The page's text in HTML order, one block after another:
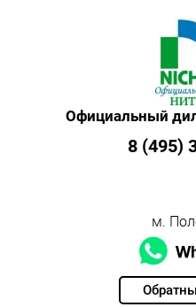
Официальный
8 (495)
м.